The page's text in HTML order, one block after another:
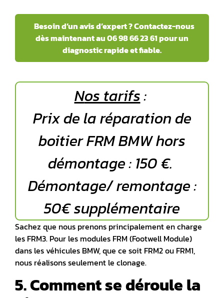
️ Besoin d’un avis d’expert ? Contactez-nous
dès maintenant au 06 98 66 23 61 pour un
diagnostic rapide et fiable.
Nos tarifs:
Prix de la réparation de
boitier FRM BMW hors
démontage : 150 €.
Démontage/ remontage :
50€ supplémentaire
Sachez que nous prenons principalement en charge
les FRM3. Pour les modules FRM (Footwell Module)
dans les véhicules BMW, que ce soit FRM2 ou FRM1,
nous réalisons seulement le clonage.
5. Comment se déroule la